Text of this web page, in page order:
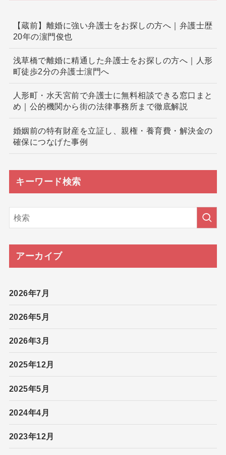
【蔵前】離婚に強い弁護士をお探しの方へ｜弁護士歴
20年の濵門俊也
浅草橋で離婚に精通した弁護士をお探しの方へ｜人形
町徒歩2分の弁護士濵門へ
人形町・水天宮前で弁護士に無料相談できる窓口まと
め｜公的機関から街の法律事務所まで徹底解説
婚姻前の特有財産を立証し、親権・養育費・解決金の
確保につなげた事例
キーワード検索
アーカイブ
2026年7月
2026年5月
2026年3月
2025年12月
2025年5月
2024年4月
2023年12月